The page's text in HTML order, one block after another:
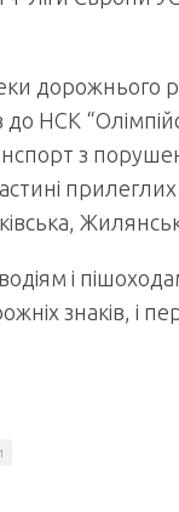
дорожнього
НСК
з
і
знаків, і